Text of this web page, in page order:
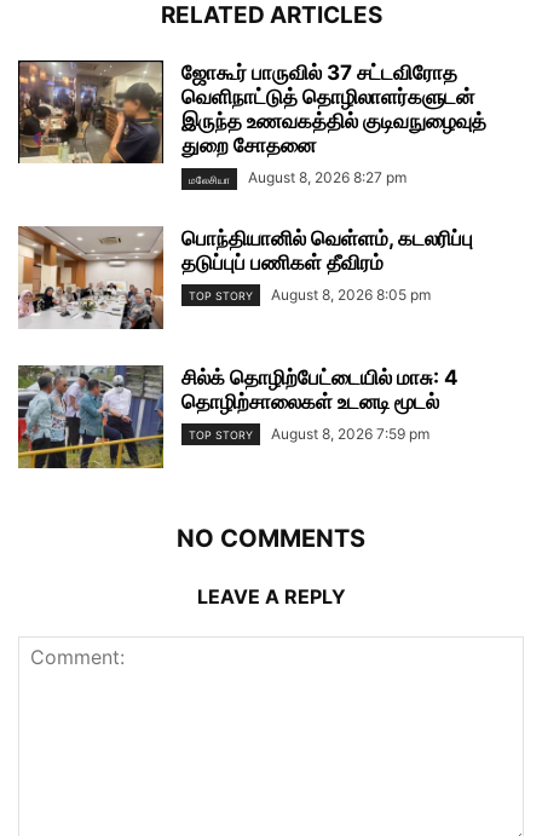
RELATED ARTICLES
ஜோகூர் பாருவில் 37 சட்டவிரோத
வெளிநாட்டுத் தொழிலாளர்களுடன்
இருந்த உணவகத்தில் குடிவநுழைவுத்
துறை சோதனை
மலேசியா August 8, 2026 8:27 pm
பொந்தியானில் வெள்ளம், கடலரிப்பு
தடுப்புப் பணிகள் தீவிரம்
TOP STORY August 8, 2026 8:05 pm
சில்க் தொழிற்பேட்டையில் மாசு: 4
தொழிற்சாலைகள் உடனடி மூடல்
TOP STORY August 8, 2026 7:59 pm
NO COMMENTS
LEAVE A REPLY